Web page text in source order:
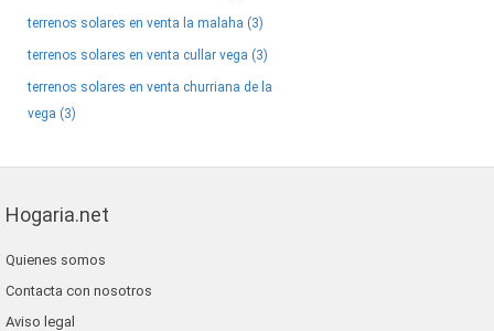
terrenos solares en venta la malaha (3)
terrenos solares en venta cullar vega (3)
terrenos solares en venta churriana de la
vega (3)
Hogaria.net
Quienes somos
Contacta con nosotros
Aviso legal